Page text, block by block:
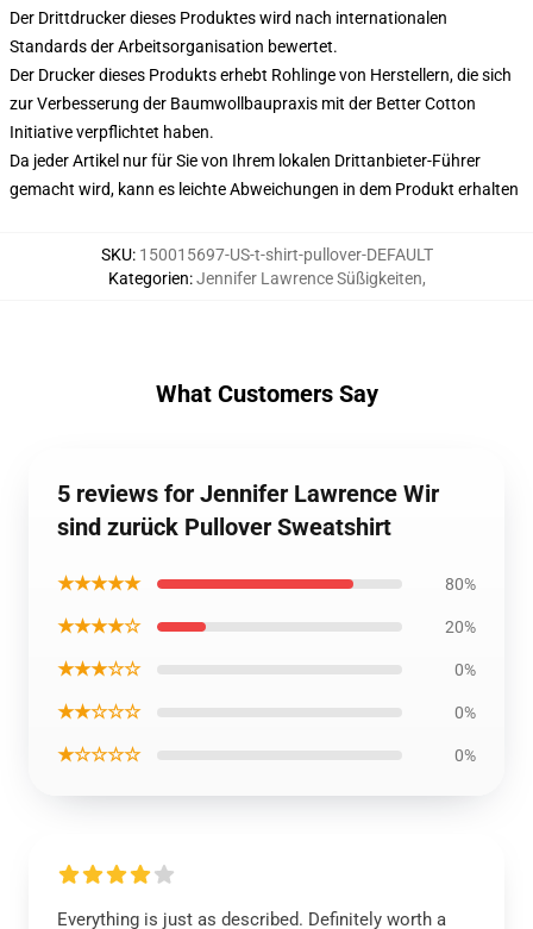
Der Drittdrucker dieses Produktes wird nach internationalen
Standards der Arbeitsorganisation bewertet.
Der Drucker dieses Produkts erhebt Rohlinge von Herstellern, die sich
zur Verbesserung der Baumwollbaupraxis mit der Better Cotton
Initiative verpflichtet haben.
Da jeder Artikel nur für Sie von Ihrem lokalen Drittanbieter-Führer
gemacht wird, kann es leichte Abweichungen in dem Produkt erhalten
SKU: 150015697-US-t-shirt-pullover-DEFAULT
Kategorien:Jennifer Lawrence Süßigkeiten,
What Customers Say
5 reviews for Jennifer Lawrence Wir
sind zurück Pullover Sweatshirt
★★★★★ 80%
★★★★☆ 20%
★★★☆☆ 0%
★★☆☆☆ 0%
★☆☆☆☆ 0%
Everything is just as described. Definitely worth a